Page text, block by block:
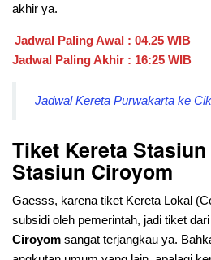
akhir ya.
Jadwal Paling Awal : 04.25 WIB
Jadwal Paling Akhir : 16:25 WIB
Jadwal Kereta Purwakarta ke
Tiket Kereta
Stasiun Ciroyom
Gaesss, karena tiket Kereta Lokal
subsidi oleh pemerintah, jadi tiket
Ciroyom sangat terjangkau ya.